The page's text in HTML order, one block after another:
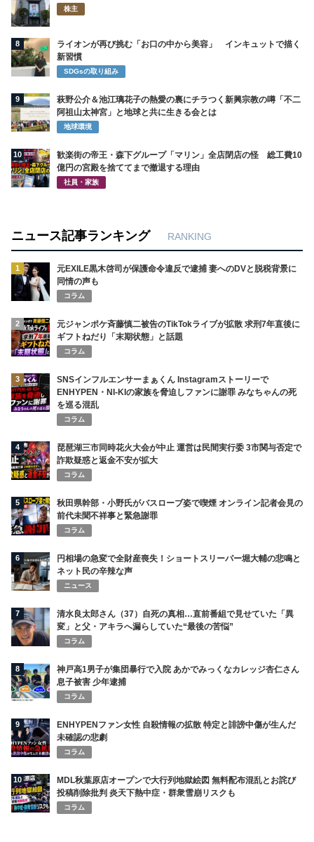
株主
8
ライオンが再び挑む「お口の中から美容」 インキュットで描く
新習慣
SDGsの取り組み
9
萩野公介＆池江璃花子の熱愛の裏にチラつく新興宗教の噂「不二
阿祖山太神宮」と地球と共に生きる会とは
地球環境
10
歓楽街の帝王・森下グループ「マリン」全店閉店の怪 総工費10
億円の宮殿を捨ててまで撤退する理由
社員・家族
ニュース記事ランキング RANKING
1
元EXILE黒木啓司が保護命令違反で逮捕 妻へのDVと脱税背景に
同情の声も
コラム
2
元ジャンポケ斉藤慎二被告のTikTokライブが拡散 求刑7年直後に
ギフトねだり「末期状態」と話題
コラム
3
SNSインフルエンサーまぁくん Instagramストーリーで
ENHYPEN・NI-KIの家族を脅迫しファンに謝罪 みなちゃんの死
を巡る混乱
コラム
4
琵琶湖三市同時花火大会が中止 運営は民間実行委 3市関与否定で
詐欺疑惑と返金不安が拡大
コラム
5
秋田県幹部・小野氏がバスローブ姿で喫煙 オンライン記者会見の
前代未聞不祥事と緊急謝罪
コラム
6
円相場の急変で全財産喪失！ショートスリーパー堀大輔の悲鳴と
ネット民の辛辣な声
ニュース
7
清水良太郎さん（37）自死の真相…直前番組で見せていた「異
変」と父・アキラへ漏らしていた“最後の苦悩”
コラム
8
神戸高1男子が集団暴行で入院 あかでみっくなカレッジ杏仁さん
息子被害 少年逮捕
コラム
9
ENHYPENファン女性 自殺情報の拡散 特定と誹謗中傷が生んだ
未確認の悲劇
コラム
10
MDL秋葉原店オープンで大行列地獄絵図 無料配布混乱とお詫び
投稿削除批判 炎天下熱中症・群衆雪崩リスクも
コラム